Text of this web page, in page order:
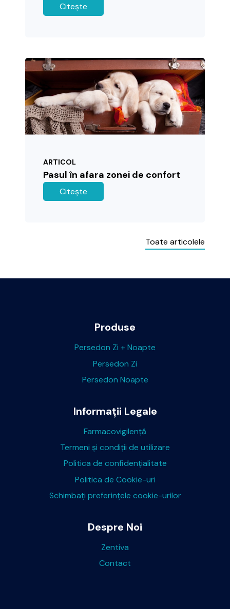
Citește
ARTICOL
Pasul în afara zonei de confort
Citește
Toate articolele
Produse
Persedon Zi + Noapte
Persedon Zi
Persedon Noapte
Informații Legale
Farmacovigilență
Termeni și condiții de utilizare
Politica de confidențialitate
Politica de Cookie-uri
Schimbaţi preferinţele cookie-urilor
Despre Noi
Zentiva
Contact